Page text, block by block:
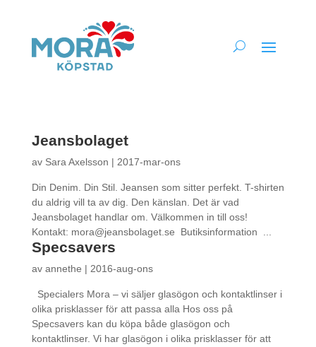
Jeansbolaget
av Sara Axelsson | 2017-mar-ons
Din Denim. Din Stil. Jeansen som sitter perfekt. T-shirten
du aldrig vill ta av dig. Den känslan. Det är vad
Jeansbolaget handlar om. Välkommen in till oss!
Kontakt: mora@jeansbolaget.se Butiksinformation ...
Specsavers
av annethe | 2016-aug-ons
Specialers Mora – vi säljer glasögon och kontaktlinser i
olika prisklasser för att passa alla Hos oss på
Specsavers kan du köpa både glasögon och
kontaktlinser. Vi har glasögon i olika prisklasser för att